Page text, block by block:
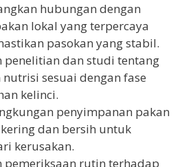
hubungan dengan
lokal yang terpercaya
pasokan yang stabil.
penelitian dan studi tentang
sesuai dengan fase
kelinci.
penyimpanan pakan
dan bersih untuk
kerusakan.
pemeriksaan rutin terhadap